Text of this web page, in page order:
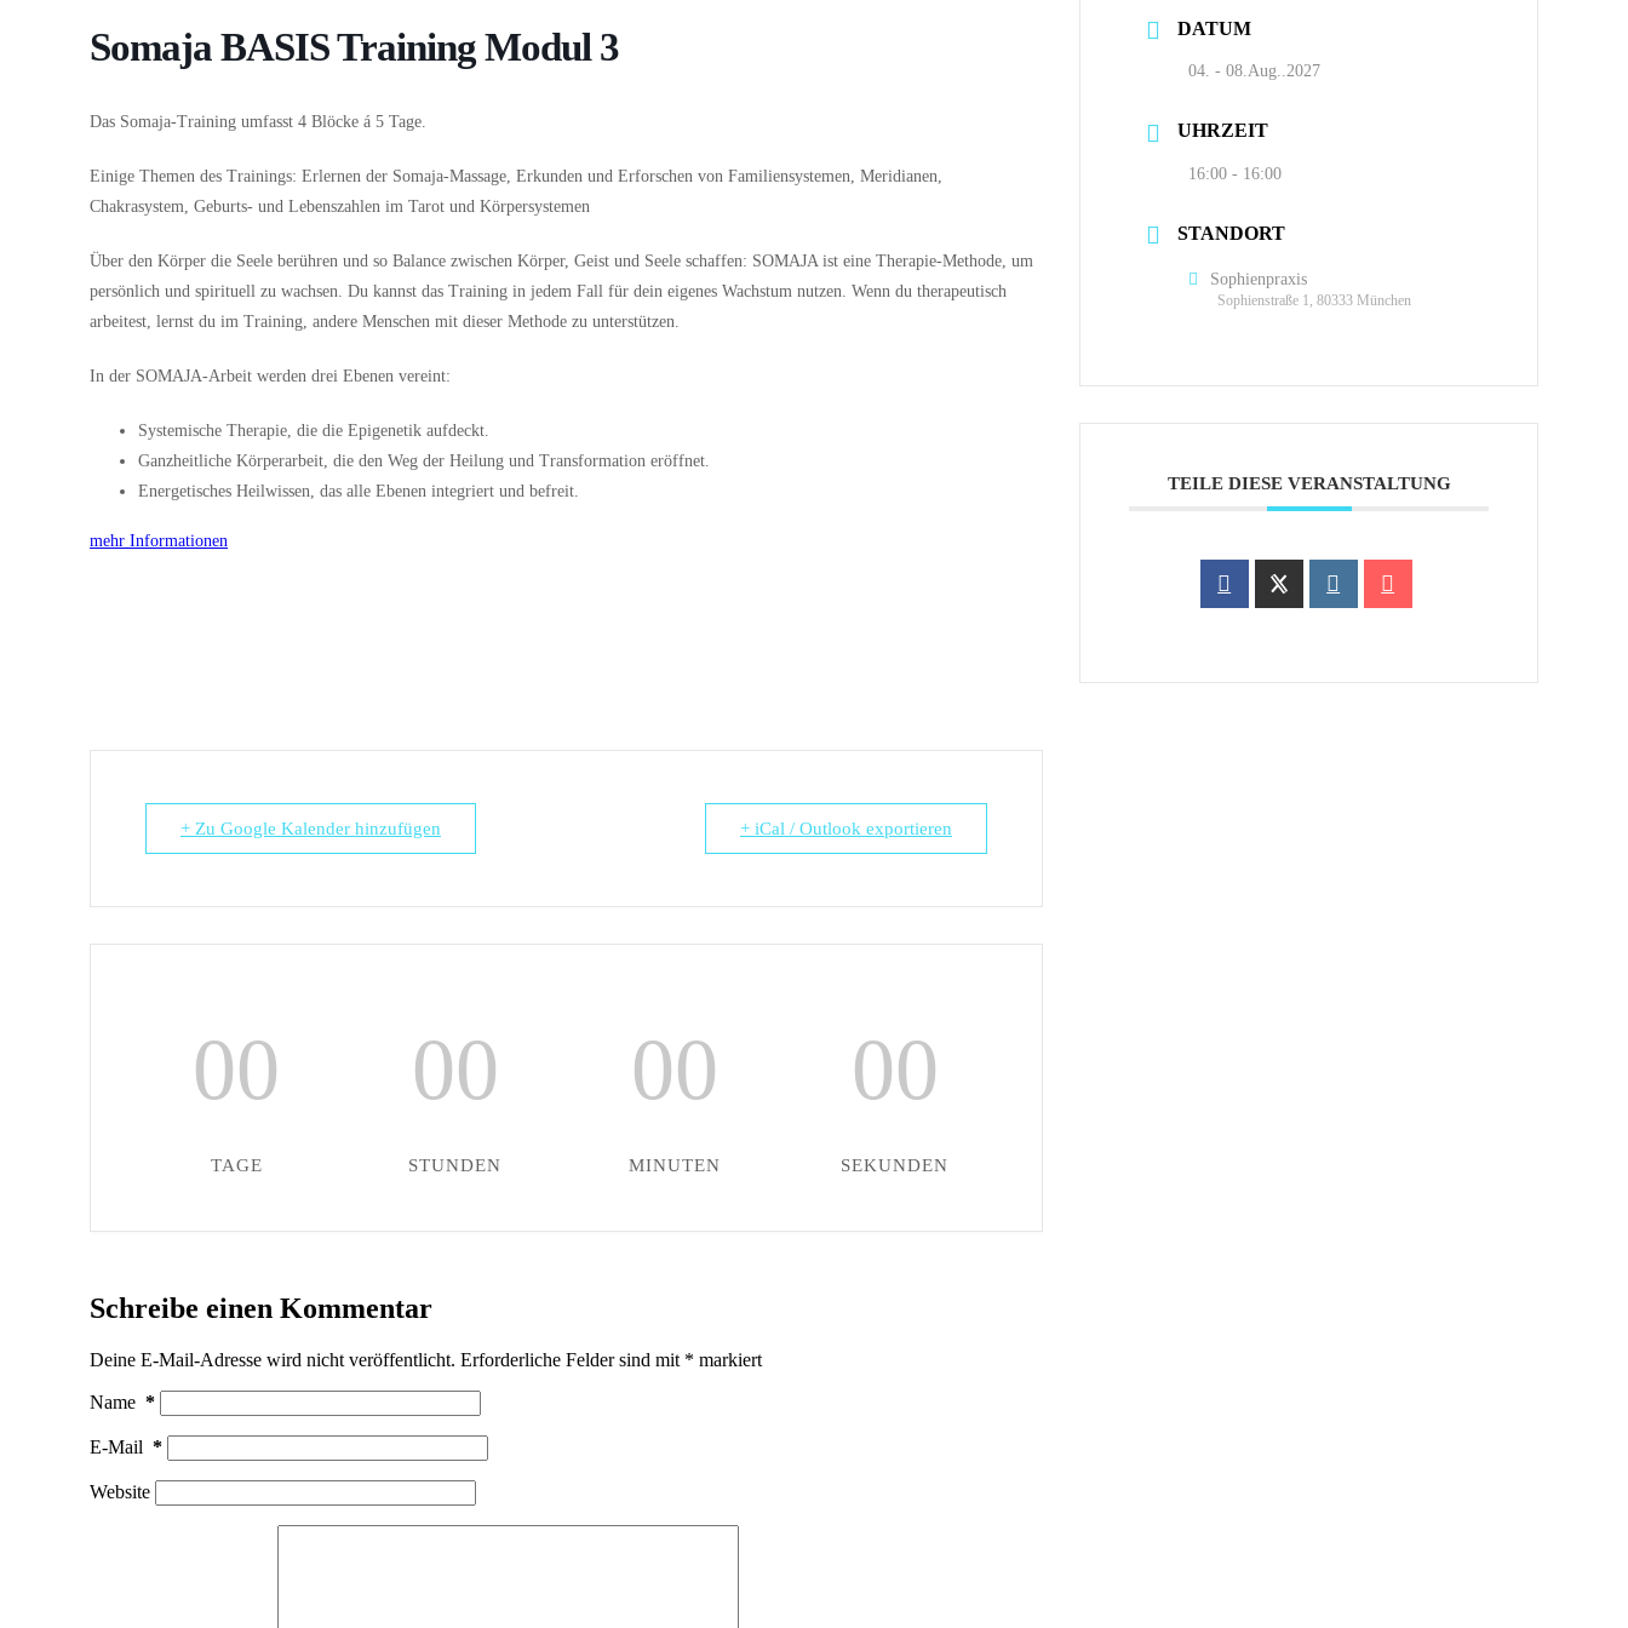
Somaja BASIS Training Modul 3
Das Somaja-Training umfasst 4 Blöcke á 5 Tage.
Einige Themen des Trainings: Erlernen der Somaja-Massage, Erkunden und Erforschen von Familiensystemen, Meridianen,
Chakrasystem, Geburts- und Lebenszahlen im Tarot und Körpersystemen
Über den Körper die Seele berühren und so Balance zwischen Körper, Geist und Seele schaffen: SOMAJA ist eine Therapie-Methode, um
persönlich und spirituell zu wachsen. Du kannst das Training in jedem Fall für dein eigenes Wachstum nutzen. Wenn du therapeutisch
arbeitest, lernst du im Training, andere Menschen mit dieser Methode zu unterstützen.
In der SOMAJA-Arbeit werden drei Ebenen vereint:
Systemische Therapie, die die Epigenetik aufdeckt.
Ganzheitliche Körperarbeit, die den Weg der Heilung und Transformation eröffnet.
Energetisches Heilwissen, das alle Ebenen integriert und befreit.
mehr Informationen
+ Zu Google Kalender hinzufügen + iCal / Outlook exportieren
00
TAGE
00
STUNDEN
00
MINUTEN
00
SEKUNDEN
DATUM
04. - 08.Aug..2027
UHRZEIT
16:00 - 16:00
STANDORT
Sophienpraxis
Sophienstraße 1, 80333 München
TEILE DIESE VERANSTALTUNG
Schreibe einen Kommentar
Deine E-Mail-Adresse wird nicht veröffentlicht. Erforderliche Felder sind mit * markiert
Name *
E-Mail *
Website